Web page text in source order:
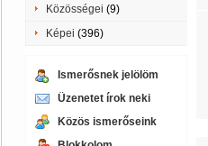
Közösségei (9)
Képei (396)
Ismerősnek jelölöm
Üzenetet írok neki
Közös ismerőseink